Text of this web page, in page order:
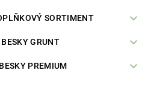
SORTIMENT
GRUNT
BESKY PREMIUM